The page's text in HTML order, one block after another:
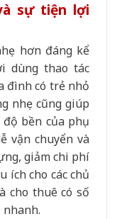
sự tiện lợi
hơn đáng kể
dùng thao tác
đình có trẻ nhỏ
nhẹ cũng giúp
bền của phụ
vận chuyển và
giảm chi phí
ích cho các chủ
cho thuê có số